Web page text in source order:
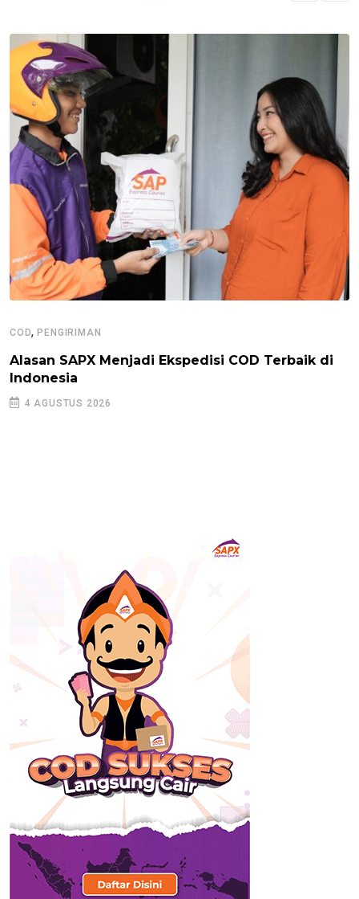
COD,PENGIRIMAN
Alasan SAPX Menjadi Ekspedisi COD Terbaik di
Indonesia
4 AGUSTUS 2026